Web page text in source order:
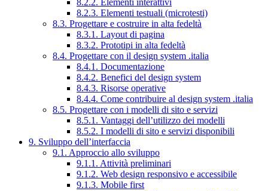
8.2.2. Elementi interattivi
8.2.3. Elementi testuali (microtesti)
8.3. Progettare e costruire in alta fedeltà
8.3.1. Layout di pagina
8.3.2. Prototipi in alta fedeltà
8.4. Progettare con il design system .italia
8.4.1. Documentazione
8.4.2. Benefici del design system
8.4.3. Risorse operative
8.4.4. Come contribuire al design system .italia
8.5. Progettare con i modelli di sito e servizi
8.5.1. Vantaggi dell’utilizzo dei modelli
8.5.2. I modelli di sito e servizi disponibili
9. Sviluppo dell’interfaccia
9.1. Approccio allo sviluppo
9.1.1. Attività preliminari
9.1.2. Web design responsivo e accessibile
9.1.3. Mobile first